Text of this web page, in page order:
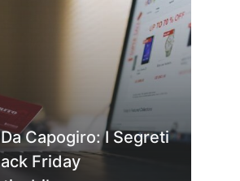
Capogiro: I Segreti
Friday